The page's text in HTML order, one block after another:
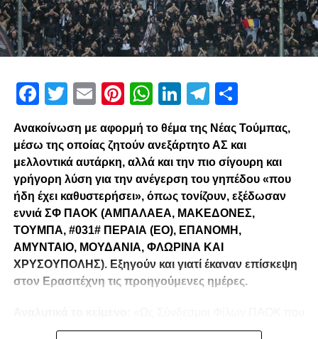
Facebook
Twitter
EmailPinterest
WhatsApp
LinkedIn
Telegram
Ανακοίνωση με αφορμή το θέμα της Νέας Τούμπας,
μέσω της οποίας ζητούν ανεξάρτητο ΑΣ και
μελλοντικά αυτάρκη, αλλά και την πιο σίγουρη και
γρήγορη λύση για την ανέγερση του γηπέδου «που
ήδη έχει καθυστερήσει», όπως τονίζουν, εξέδωσαν
εννιά ΣΦ ΠΑΟΚ (ΑΜΠΑΛΑΕΑ, ΜΑΚΕΔΟΝΕΣ,
ΤΟΥΜΠΑ, #031# ΠΕΡΑΙΑ (ΕΟ), ΕΠΑΝΟΜΗ,
ΑΜΥΝΤΑΙΟ, ΜΟΥΔΑΝΙΑ, ΦΛΩΡΙΝΑ ΚΑΙ
ΧΡΥΣΟΥΠΟΛΗΣ). Εξηγούν και γιατί έκαναν επίσκεψη
στον Ερασιτέχνη τις προηγούμενες ημέρες.
λειτουργούμε καθημερινά με γνώμωνα το καλό του